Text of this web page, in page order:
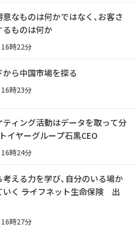
なものは何かではなく、お客さ
るものは何か
時22分
ら中国市場を探る
時23分
ティング活動はデータを取って分
トイヤーグループ石黒CEO
時24分
える力を学び、自分のいる場か
く ――ライフネット生命保険 出
時27分